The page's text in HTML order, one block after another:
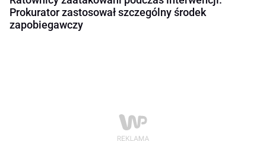
Prokurator zastosował szczególny środek
zapobiegawczy